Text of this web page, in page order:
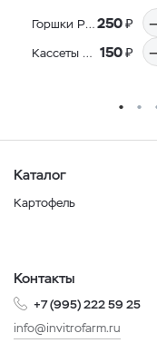
Горшки Р9, 12 шт.250₽ –
Кассеты Р36, 36 шт. 150₽ –
Каталог
Картофель
Контакты
+7 (995) 222 59 25
info@invitrofarm.ru